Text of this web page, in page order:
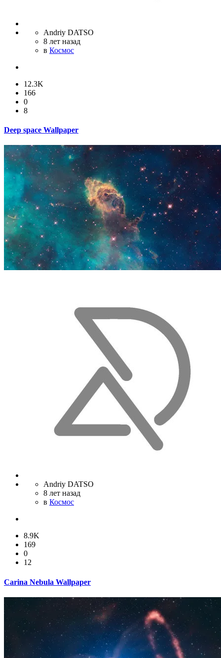
Andriy DATSO
8 лет назад
в Космос
12.3K
166
0
8
Deep space Wallpaper
Andriy DATSO
8 лет назад
в Космос
8.9K
169
0
12
Carina Nebula Wallpaper